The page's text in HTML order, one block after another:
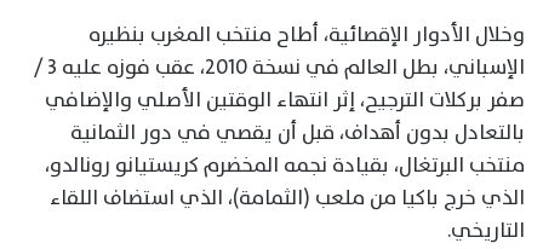
وخلال الأدوار الإقصائية، أطاح منتخب المغرب بنظيره
الإسباني، بطل العالم في نسخة 2010، عقب فوزه عليه 3 /
صفر بركلات الترجيح، إثر انتهاء الوقتين الأصلي والإضافي
بالتعادل بدون أهداف، قبل أن يقصي في دور الثمانية
منتخب البرتغال، بقيادة نجمه المخضرم كريستيانو رونالدو،
الذي خرج باكيا من ملعب (الثمامة)، الذي استضاف اللقاء
التاريخي.